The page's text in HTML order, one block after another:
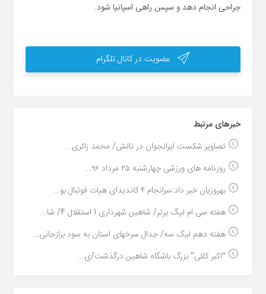
جراحی انجام دهد و سپس راهی اسپانیا شود.
عضویت در کانال تلگرام
خبر‌های مرتبط
تصاویر:شکست ایرانجوان در تالش/ محمد زائری...
روزنامه های ورزشی چهارشنبه ۲۵ مرداد ۹۶...
بهروزیان خبر داد:سرانجام ۴ کاندیدای هیات فوتبال بو...
هفته سی ام لیگ برتر/ شاهین شهرداری 1 استقلال 4/ شا...
هفته دهم لیگ سه/ جدال سرخهای استان به سود برازجانی...
“اکبر کللی” بزرگ باشگاه شاهین درگذشت/ی...